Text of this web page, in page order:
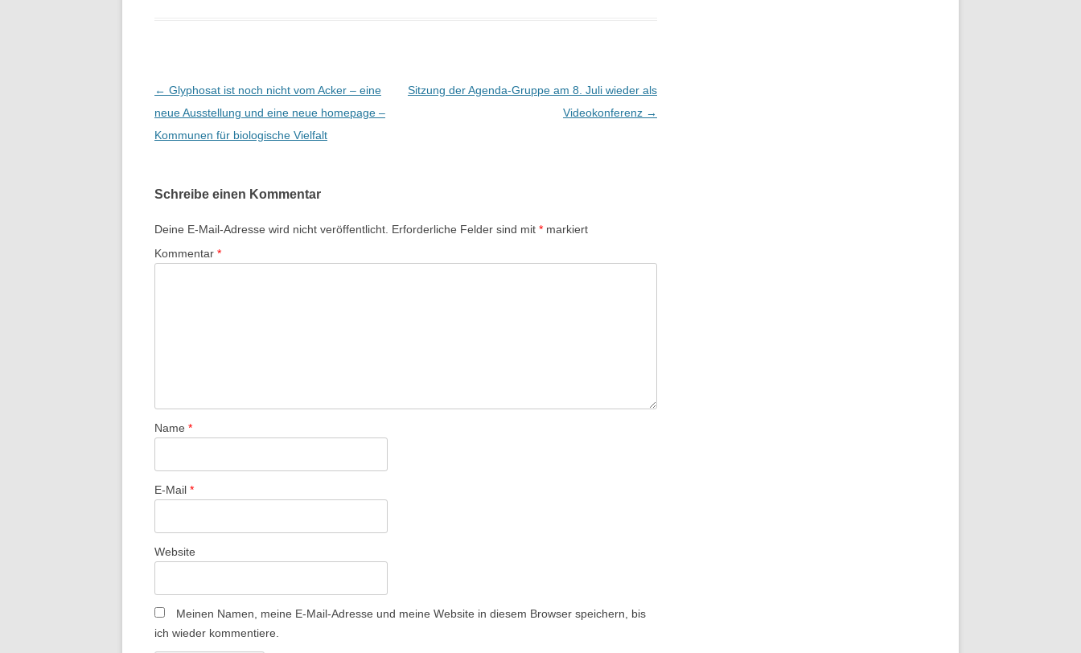
B
e
i
a
g
s
a
t
o
n
← Glyphosat ist noch nicht vom Acker – eine
neue Ausstellung und eine neue homepage –
Kommunen für biologische Vielfalt
Sitzung der Agenda-Gruppe am 8. Juli wieder als
Videokonferenz →
Schreibe einen Kommentar
Deine E-Mail-Adresse wird nicht veröffentlicht. Erforderliche Felder sind mit * markiert
Kommentar *
Name *
E-Mail *
Website
Meinen Namen, meine E-Mail-Adresse und meine Website in diesem Browser speichern, bis
ich wieder kommentiere.